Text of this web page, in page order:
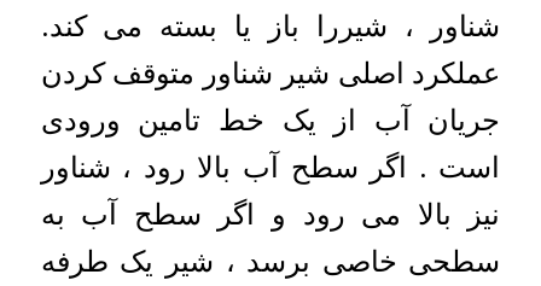
شناور ، شیررا باز یا بسته می کند.
عملکرد اصلی شیر شناور متوقف کردن
جریان آب از یک خط تامین ورودی
است . اگر سطح آب بالا رود ، شناور
نیز بالا می رود و اگر سطح آب به
سطحی خاصی برسد ، شیر یک طرفه